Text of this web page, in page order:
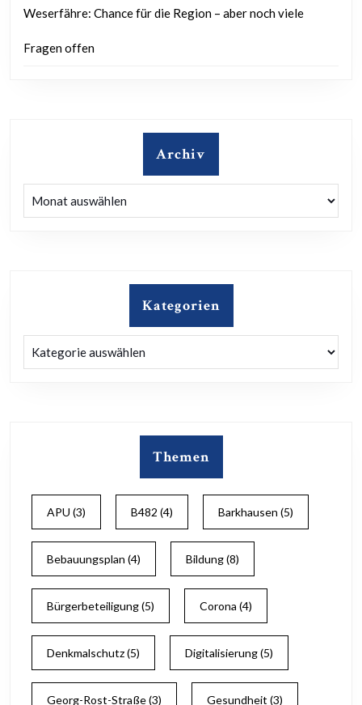
Weserfähre: Chance für die Region – aber noch viele
Fragen offen
Archiv
Kategorien
Themen
APU (3) B482 (4) Barkhausen (5)
Bebauungsplan (4) Bildung(8)
Bürgerbeteiligung(5) Corona (4)
Denkmalschutz(5) Digitalisierung(5)
Georg-Rost-Straße(3) Gesundheit (3)